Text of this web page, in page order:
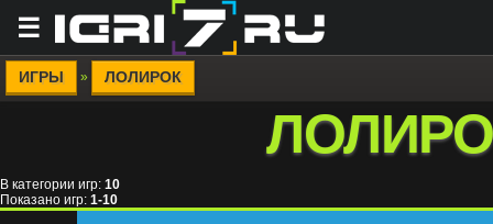
☰
ИГРЫ » ЛОЛИРОК
В категории игр: 10
Показано игр: 1-10